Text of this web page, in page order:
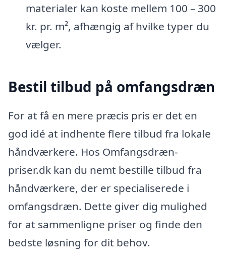
materialer kan koste mellem 100 – 300
kr. pr. m², afhængig af hvilke typer du
vælger.
Bestil tilbud på omfangsdræn
For at få en mere præcis pris er det en
god idé at indhente flere tilbud fra lokale
håndværkere. Hos Omfangsdræn-
priser.dk kan du nemt bestille tilbud fra
håndværkere, der er specialiserede i
omfangsdræn. Dette giver dig mulighed
for at sammenligne priser og finde den
bedste løsning for dit behov.